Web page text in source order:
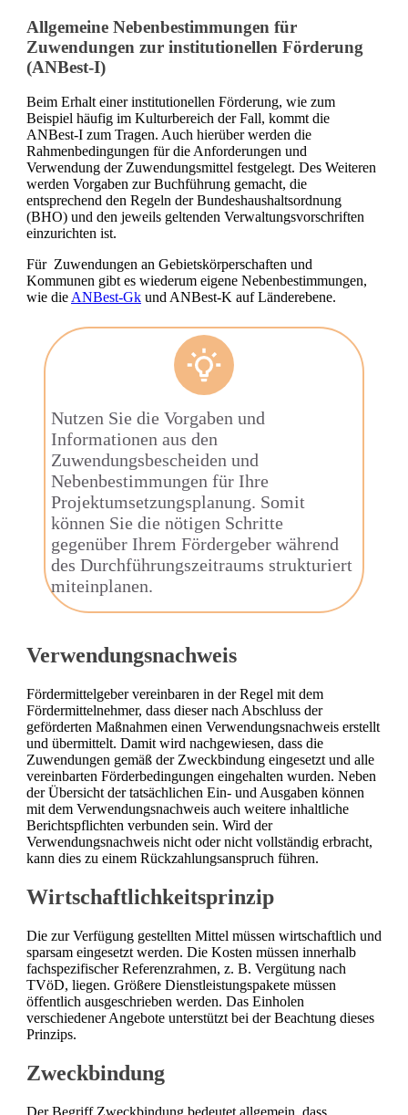
Allgemeine Nebenbestimmungen für
Zuwendungen zur institutionellen Förderung
(ANBest-I)
Beim Erhalt einer institutionellen Förderung, wie zum
Beispiel häufig im Kulturbereich der Fall, kommt die
ANBest-I zum Tragen. Auch hierüber werden die
Rahmenbedingungen für die Anforderungen und
Verwendung der Zuwendungsmittel festgelegt. Des Weiteren
werden Vorgaben zur Buchführung gemacht, die
entsprechend den Regeln der Bundeshaushaltsordnung
(BHO) und den jeweils geltenden Verwaltungsvorschriften
einzurichten ist.
Für Zuwendungen an Gebietskörperschaften und
Kommunen gibt es wiederum eigene Nebenbestimmungen,
wie dieANBest-Gk und ANBest-K auf Länderebene.
Nutzen Sie die Vorgaben und
Informationen aus den
Zuwendungsbescheiden und
Nebenbestimmungen für Ihre
Projektumsetzungsplanung. Somit
können Sie die nötigen Schritte
gegenüber Ihrem Fördergeber während
des Durchführungszeitraums strukturiert
miteinplanen.
Verwendungsnachweis
Fördermittelgeber vereinbaren in der Regel mit dem
Fördermittelnehmer, dass dieser nach Abschluss der
geförderten Maßnahmen einen Verwendungsnachweis erstellt
und übermittelt. Damit wird nachgewiesen, dass die
Zuwendungen gemäß der Zweckbindung eingesetzt und alle
vereinbarten Förderbedingungen eingehalten wurden. Neben
der Übersicht der tatsächlichen Ein- und Ausgaben können
mit dem Verwendungsnachweis auch weitere inhaltliche
Berichtspflichten verbunden sein. Wird der
Verwendungsnachweis nicht oder nicht vollständig erbracht,
kann dies zu einem Rückzahlungsanspruch führen.
Wirtschaftlichkeitsprinzip
Die zur Verfügung gestellten Mittel müssen wirtschaftlich und
sparsam eingesetzt werden. Die Kosten müssen innerhalb
fachspezifischer Referenzrahmen, z. B. Vergütung nach
TVöD, liegen. Größere Dienstleistungspakete müssen
öffentlich ausgeschrieben werden. Das Einholen
verschiedener Angebote unterstützt bei der Beachtung dieses
Prinzips.
Zweckbindung
Der Begriff Zweckbindung bedeutet allgemein, dass